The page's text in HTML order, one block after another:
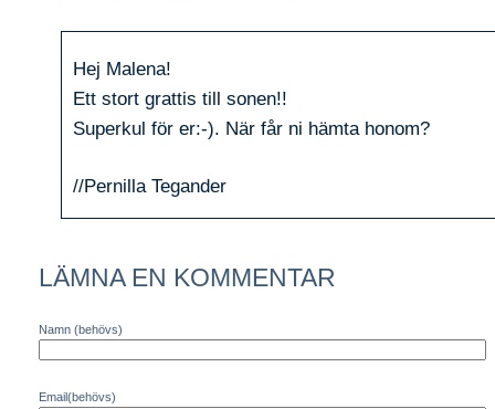
Hej Malena!
Ett stort grattis till sonen!!
Superkul för er:-). När får ni hämta honom?
//Pernilla Tegander
LÄMNA EN KOMMENTAR
Namn (behövs)
Email(behövs)